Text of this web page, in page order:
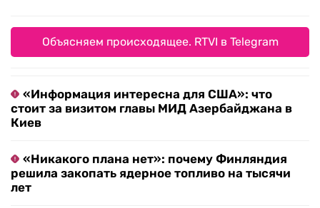
Объясняем происходящее. RTVI в Telegram
«Информация интересна для США»: что
стоит за визитом главы МИД Азербайджана в
Киев
«Никакого плана нет»: почему Финляндия
решила закопать ядерное топливо на тысячи
лет